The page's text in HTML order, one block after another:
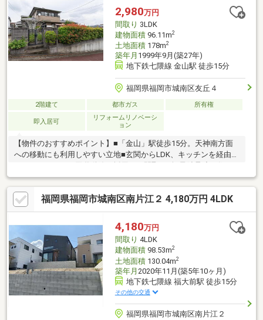
の住まい探しをお手伝いします ━━━━━・・・物件の詳細・ご
相談はお気軽にお問い合わせください。
2,980万円
間取り 3LDK
建物面積96.11m2
土地面積178m2
築年月 1999年9月(築27年)
地下鉄七隈線 金山駅 徒歩15分
福岡県福岡市城南区友丘４
2階建て 都市ガス 所有権
即入居可
リフォームリノベーシ
ョン
【物件のおすすめポイント】■「金山」駅徒歩15分。天神南方面
への移動にも利用しやすい立地■玄関からLDK、キッチンを経由し
戸。平成22年に外装リフォームを実施し、外装タイル貼りや瓦葺
替えを行っています■車庫新設工事が可能な敷地で、ライフスタ
イルに応じた駐車スペースを計画できます。■各階に洗面台とト
イレを配置し、上下階どちらでも身支度や手洗いがしやすい間取
り【周辺環境のおすすめポイント】■福岡市立金山小学校まで徒
歩8分■ウエルシアプラス友丘店まで徒歩9分■イオンスタイル笹丘
まで徒歩14分お気軽にお問い合わせください。
福岡県福岡市城南区南片江２ 4,180万円 4LDK
4,180万円
間取り 4LDK
建物面積98.53m2
土地面積130.04m2
築年月 2020年11月(築5年10ヶ月)
地下鉄七隈線 福大前駅 徒歩15分
その他の交通
福岡県福岡市城南区南片江２